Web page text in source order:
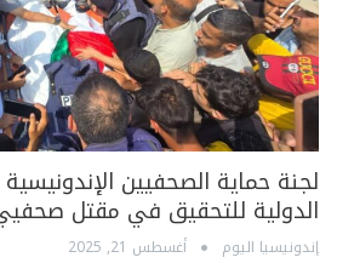
لجنة حماية الصحفيين الإندونيسية
الدولية للتحقيق في مقتل
إندونيسيا اليوم أغسطس 21, 2025